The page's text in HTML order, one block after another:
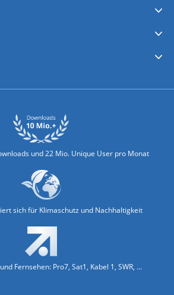
und 22 Mio. Unique User pro Monat
sich für Klimaschutz und Nachhaltigkeit
Fernsehen: Pro7, Sat1, Kabel 1, SWR, ...